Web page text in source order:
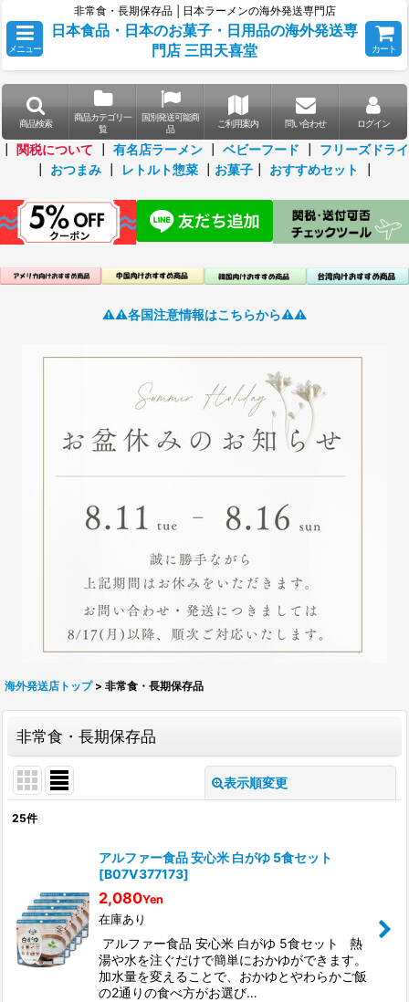
非常食・長期保存品 │日本ラーメンの海外発送専門店
メニュー
日本食品・日本のお菓子・日用品の海外発送専
門店 三田天喜堂
カート
商品検索
商品カテゴリ一
覧
国別発送可能商
品
ご利用案内 問い合わせ ログイン
関税について 有名店ラーメン ベビーフード
フリーズドライ
おつまみ レトルト惣菜 お菓子 おすすめセット
⚠️⚠️各国注意情報はこちらから⚠️⚠️
海外発送店トップ > 非常食・長期保存品
非常食・長期保存品
表示順変更
絞り込む
25件
アルファー食品 安心米 白がゆ 5食セット
[B07V377173]
2,080Yen
在庫あり
アルファー食品 安心米 白がゆ 5食セット 熱
湯や水を注ぐだけで簡単におかゆができます。
加水量を変えることで、おかゆとやわらかご飯
の2通りの食べ方がお選び…